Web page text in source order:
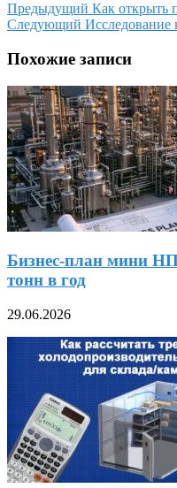
Предыдущий Как открыть
Следующий Исследование
Похожие записи
Бизнес-план мини
тонн в год
29.06.2026